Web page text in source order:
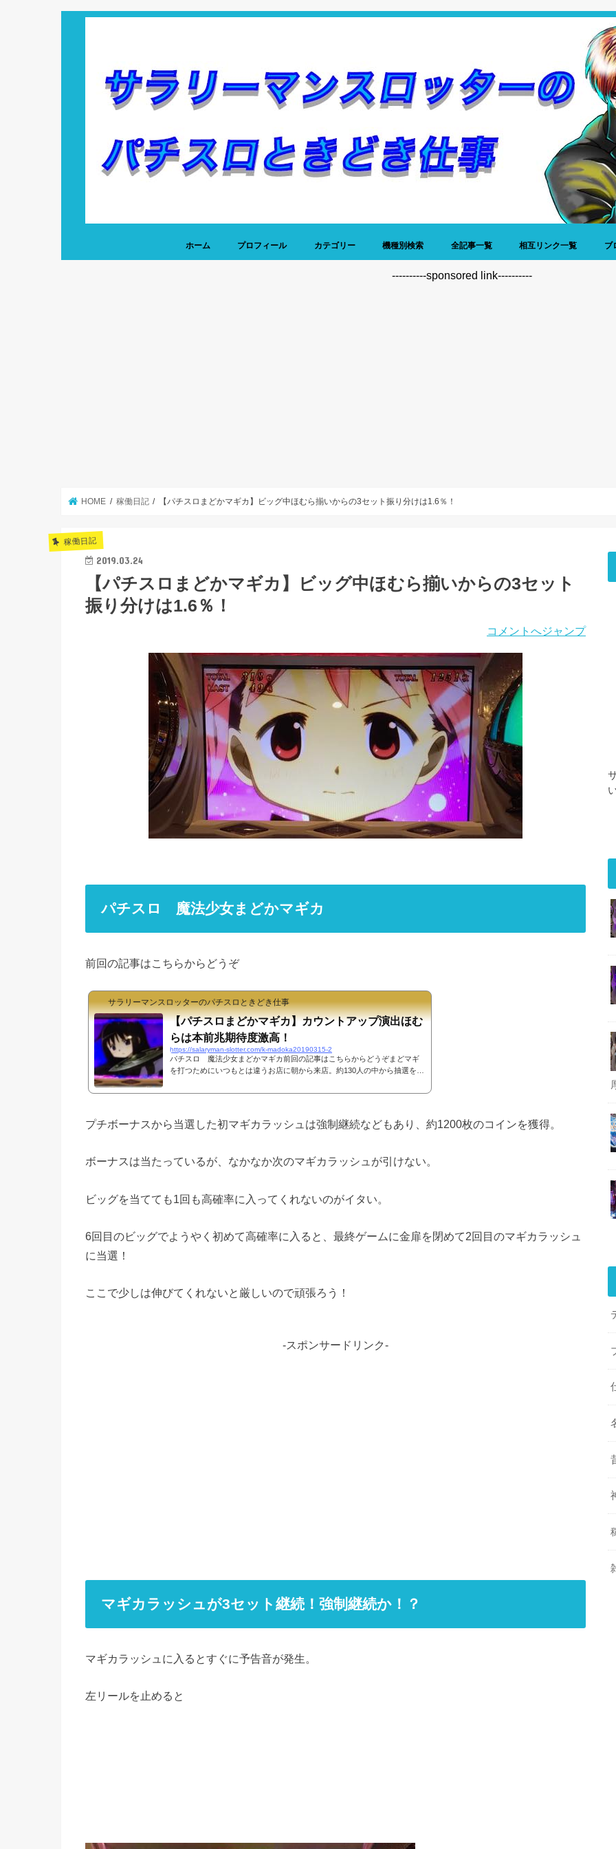
ホーム プロフィール カテゴリー 機種別検索 全記事一覧 相互リンク一覧 ブ
----------sponsored link----------
HOME 稼働日記 【パチスロまどかマギカ】ビッグ中ほむら揃いからの3セット振り分けは1.6％！
稼働日記
2019.03.24
【パチスロまどかマギカ】ビッグ中ほむら揃いからの3セット
振り分けは1.6％！
コメントへジャンプ
パチスロ 魔法少女まどかマギカ
前回の記事はこちらからどうぞ
サラリーマンスロッターのパチスロときどき仕事
【パチスロまどかマギカ】カウントアップ演出ほむ
らは本前兆期待度激高！
https://salaryman-slotter.com/k-madoka20190315-2
パチスロ 魔法少女まどかマギカ前回の記事はこちらからどうぞまどマギ
を打つためにいつもとは違うお店に朝から来店。約130人の中から抽選を受
始める。早い段階でマギカラッシュに入って欲しいところだが、なかなか
かここでマギカラッシュに当選。200ゲーム後半で終了してしまうが、強制
継続でマギカラッシュを継続させることに成功。まだまだここから継続さ
プチボーナスから当選した初マギカラッシュは強制継続などもあり、約1200枚のコインを獲得。
ボーナスは当たっているが、なかなか次のマギカラッシュが引けない。
ビッグを当てても1回も高確率に入ってくれないのがイタい。
6回目のビッグでようやく初めて高確率に入ると、最終ゲームに金扉を閉めて2回目のマギカラッシュ
に当選！
ここで少しは伸びてくれないと厳しいので頑張ろう！
-スポンサードリンク-
マギカラッシュが3セット継続！強制継続か！？
マギカラッシュに入るとすぐに予告音が発生。
左リールを止めると